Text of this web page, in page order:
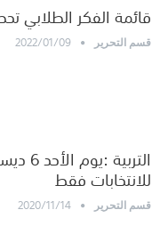
قائمة الفكر الطلابي
قسم التحرير 2022/01/09
للانتخابات فقط
قسم التحرير 2020/11/14